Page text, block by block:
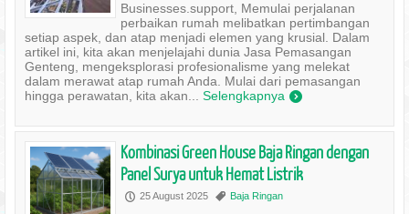
Businesses.support, Memulai perjalanan
perbaikan rumah melibatkan pertimbangan
setiap aspek, dan atap menjadi elemen yang krusial. Dalam
artikel ini, kita akan menjelajahi dunia Jasa Pemasangan
Genteng, mengeksplorasi profesionalisme yang melekat
dalam merawat atap rumah Anda. Mulai dari pemasangan
hingga perawatan, kita akan... Selengkapnya )
Kombinasi Green House Baja Ringan dengan
Panel Surya untuk Hemat Listrik
P 25 August 2025 , Baja Ringan